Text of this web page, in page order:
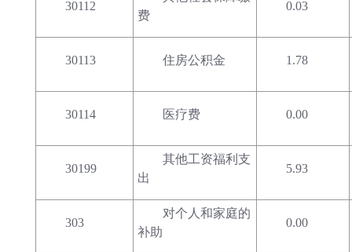
30112
费
0.03
30113 住房公积金 1.78
30114 医疗费 0.00
30199
其他工资福利支
出
5.93
303
对个人和家庭的
补助
0.00